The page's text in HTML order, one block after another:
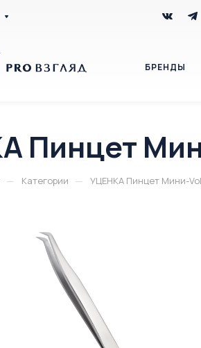
БРЕНДЫ
Пинцет
— Категории — УЦЕНКА Пинцет Мини-